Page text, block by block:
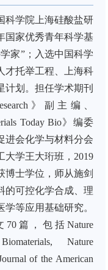
科学院上海硅酸盐研
国家优秀青年科学基
家”；入选中国科学
才托举工程、上海科
计划。担任学术期刊
》副主编、
Today Bio》编委
进会化学与材料分会
大学王大珩班，2019
博士学位，师从施剑
的可控化学合成、理
等应用基础研究。
篇，包括Nature
Nature
of the American